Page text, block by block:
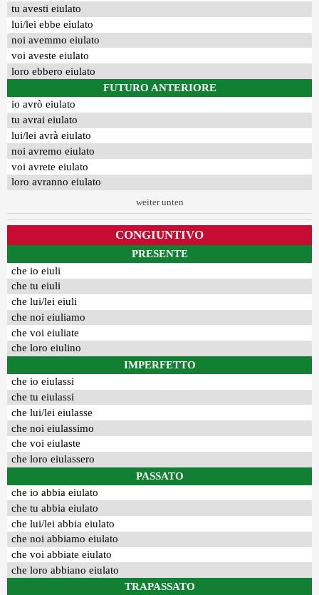
tu avesti eiulato
lui/lei ebbe eiulato
noi avemmo eiulato
voi aveste eiulato
loro ebbero eiulato
FUTURO ANTERIORE
io avrò eiulato
tu avrai eiulato
lui/lei avrà eiulato
noi avremo eiulato
voi avrete eiulato
loro avranno eiulato
weiter unten
CONGIUNTIVO
PRESENTE
che io eiuli
che tu eiuli
che lui/lei eiuli
che noi eiuliamo
che voi eiuliate
che loro eiulino
IMPERFETTO
che io eiulassi
che tu eiulassi
che lui/lei eiulasse
che noi eiulassimo
che voi eiulaste
che loro eiulassero
PASSATO
che io abbia eiulato
che tu abbia eiulato
che lui/lei abbia eiulato
che noi abbiamo eiulato
che voi abbiate eiulato
che loro abbiano eiulato
TRAPASSATO